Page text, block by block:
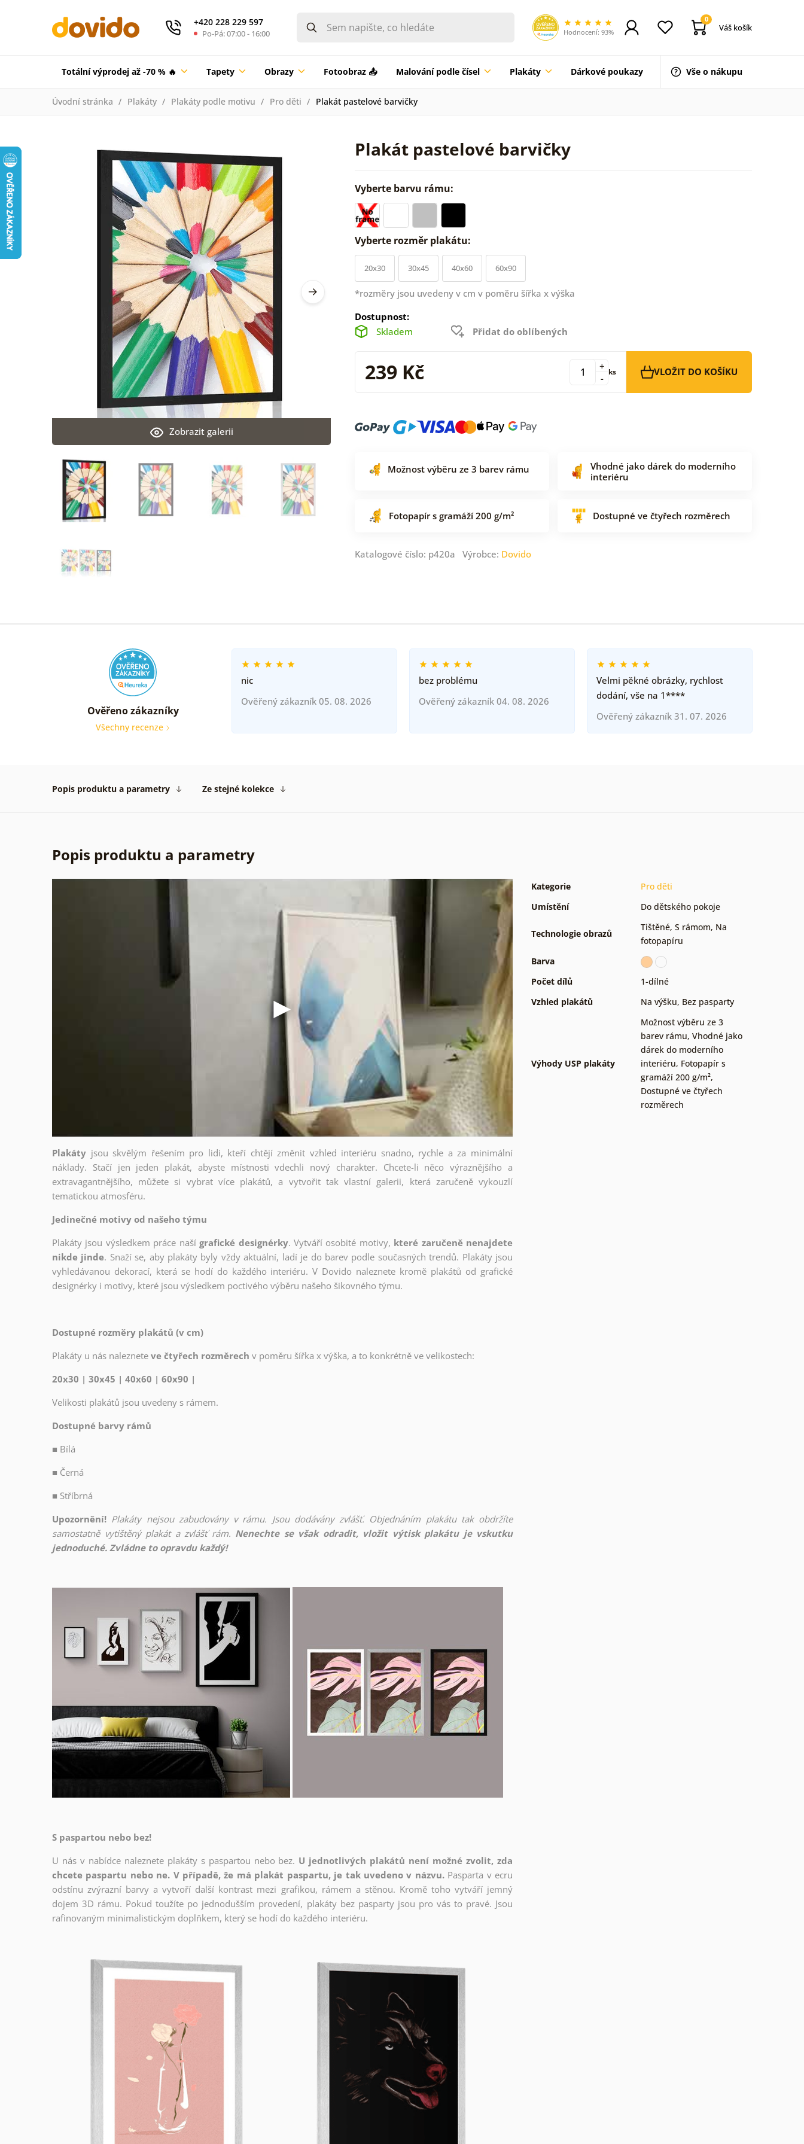
+420 228 229 597
Po-Pá: 07:00 - 16:00 Hodnocení: 93%
0
Váš košík
Totální výprodej až -70 % 🔥 Tapety Obrazy Fotoobraz 📤 Malování podle čísel Plakáty Dárkové poukazy Vše o nákupu
Úvodní stránka Plakáty Plakáty podle motivu Pro děti Plakát pastelové barvičky
Plakát pastelové barvičky
Zobrazit galerii
Vyberte barvu rámu:
Vyberte rozměr plakátu:
20x30 30x45 40x60 60x90
*rozměry jsou uvedeny v cm v poměru šířka x výška
Dostupnost:
Skladem
Přidat do oblíbených
239 Kč -
+ ks VLOŽIT DO KOŠÍKU
Možnost výběru ze 3 barev rámu
Vhodné jako dárek do moderního
interiéru
Fotopapír s gramáží 200 g/m² Dostupné ve čtyřech rozměrech
Katalogové číslo: p420a Výrobce: Dovido
Ověřeno zákazníky
Všechny recenze
nic
Ověřený zákazník 05. 08. 2026
bez problému
Ověřený zákazník 04. 08. 2026
Velmi pěkné obrázky, rychlost
dodání, vše na 1****
Ověřený zákazník 31. 07. 2026
Popis produktu a parametry Ze stejné kolekce
Popis produktu a parametry
Plakáty jsou skvělým řešením pro lidi, kteří chtějí změnit vzhled interiéru snadno, rychle a za minimální
náklady. Stačí jen jeden plakát, abyste místnosti vdechli nový charakter. Chcete-li něco výraznějšího a
extravagantnějšího, můžete si vybrat více plakátů, a vytvořit tak vlastní galerii, která zaručeně vykouzlí
tematickou atmosféru.
Jedinečné motivy od našeho týmu
Plakáty jsou výsledkem práce naší grafické designérky. Vytváří osobité motivy, které zaručeně nenajdete
nikde jinde. Snaží se, aby plakáty byly vždy aktuální, ladí je do barev podle současných trendů. Plakáty jsou
vyhledávanou dekorací, která se hodí do každého interiéru. V Dovido naleznete kromě plakátů od grafické
designérky i motivy, které jsou výsledkem poctivého výběru našeho šikovného týmu.
Dostupné rozměry plakátů (v cm)
Plakáty u nás naleznete ve čtyřech rozměrech v poměru šířka x výška, a to konkrétně ve velikostech:
20x30 | 30x45 | 40x60 | 60x90 |
Velikosti plakátů jsou uvedeny s rámem.
Dostupné barvy rámů
■ Bílá
■ Černá
■ Stříbrná
Upozornění! Plakáty nejsou zabudovány v rámu. Jsou dodávány zvlášť. Objednáním plakátu tak obdržíte
samostatně vytištěný plakát a zvlášť rám. Nenechte se však odradit, vložit výtisk plakátu je vskutku
jednoduché. Zvládne to opravdu každý!
S paspartou nebo bez!
U nás v nabídce naleznete plakáty s paspartou nebo bez. U jednotlivých plakátů není možné zvolit, zda
chcete paspartu nebo ne. V případě, že má plakát paspartu, je tak uvedeno v názvu. Pasparta v ecru
odstínu zvýrazní barvy a vytvoří další kontrast mezi grafikou, rámem a stěnou. Kromě toho vytváří jemný
dojem 3D rámu. Pokud toužíte po jednodušším provedení, plakáty bez pasparty jsou pro vás to pravé. Jsou
rafinovaným minimalistickým doplňkem, který se hodí do každého interiéru.
Kategorie
Pro děti
Umístění
Do dětského pokoje
Technologie obrazů
Tištěné, S rámom, Na
fotopapíru
Barva
Počet dílů
1-dílné
Vzhled plakátů
Na výšku, Bez pasparty
Výhody USP plakáty
Možnost výběru ze 3
barev rámu, Vhodné jako
dárek do moderního
interiéru, Fotopapír s
gramáží 200 g/m²,
Dostupné ve čtyřech
rozměrech